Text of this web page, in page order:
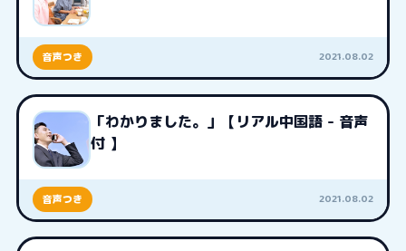
音声つき 2021.08.02
「わかりました。」【リアル中国語 - 音声
付 】
音声つき 2021.08.02